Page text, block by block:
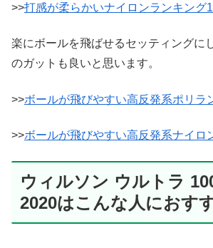
>>打感が柔らかいナイロンランキング
楽にボールを飛ばせるセッティングに
のガットも良いと思います。
>>ボールが飛びやすい高反発系ポリラ
>>ボールが飛びやすい高反発系ナイロ
ウィルソン ウルトラ
2020はこんな人におす